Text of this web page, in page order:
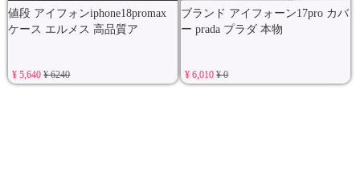
値段 アイフォンiphone18promax
ケース エルメス 高品質ア
¥ 5,640¥ 6240
ブランド アイフォーン17pro カバ
ー prada プラダ 本物
¥ 6,010¥ 0